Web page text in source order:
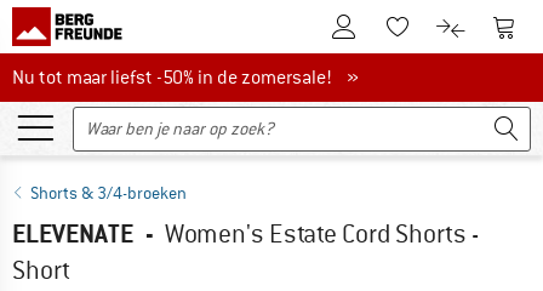
De klantenaccount
Naar deNaar de
Nu tot maar liefst -50% in de zomersale!
Nu tot maar liefst -50% in de zomersale! »
Shorts & 3/4-broeken
ELEVENATE - Women's Estate Cord Shorts -
Short